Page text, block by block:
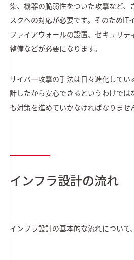
染、機器の脆弱性をついた攻撃など、
スクへの対応が必要です。そのためIT
ファイアウォールの設置、セキュリテ
整備などが必要になります。
サイバー攻撃の手法は日々進化して
計したから安心できるというわけでは
も対策を進めていかなければなりませ
インフラ設計の流れ
インフラ設計の基本的な流れについて